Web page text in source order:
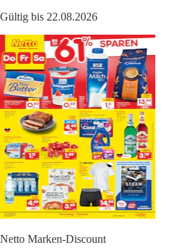
Gültig bis 22.08.2026
Netto Marken-Discount